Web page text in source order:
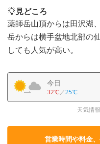
見どころ
薬師岳山頂からは田沢湖
岳からは横手盆地北部の
しても人気が高い。
今日
32℃／25℃
天気情
営業時間や料金